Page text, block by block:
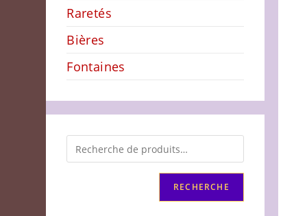
Raretés
Bières
Fontaines
RECHERCHE